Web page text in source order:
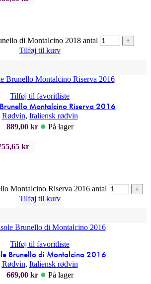
di Montalcino 2018 antal +
Tilføj til kurv
Tilføj til favoritliste
Montalcino Riserva 2016
Rødvin, Italiensk rødvin
889,00 kr ● På lager
kr
Montalcino Riserva 2016 antal +
Tilføj til kurv
Tilføj til favoritliste
Brunello di Montalcino 2016
Rødvin, Italiensk rødvin
669,00 kr ● På lager